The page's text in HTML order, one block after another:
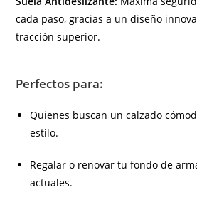
cada paso, gracias a un diseño
tracción superior.
Perfectos para:
Quienes buscan un calzado
estilo.
Regalar o renovar tu fondo de
actuales.